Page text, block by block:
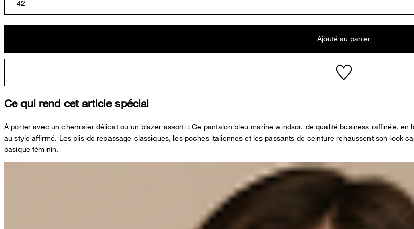
42
Ajouté au panier
Ce qui rend cet article spécial
À porter avec un chemisier délicat ou un blazer assorti : Ce pantalon bleu marine windsor. de qualité business raffinée,
au style affirmé. Les plis de repassage classiques, les poches italiennes et les passants de ceinture rehaussent son look
basique féminin.